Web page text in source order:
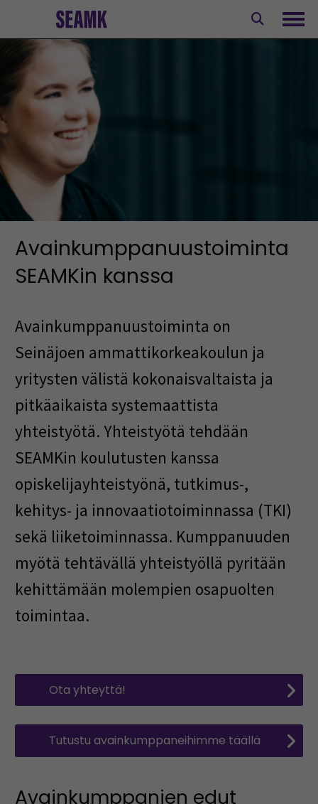
Avainkumppanuustoiminta
SEAMKin kanssa
Avainkumppanuustoiminta on
Seinäjoen ammattikorkeakoulun ja
yritysten välistä kokonaisvaltaista ja
pitkäaikaista systemaattista
yhteistyötä. Yhteistyötä tehdään
SEAMKin koulutusten kanssa
opiskelijayhteistyönä, tutkimus-,
kehitys- ja innovaatiotoiminnassa (TKI)
sekä liiketoiminnassa. Kumppanuuden
myötä tehtävällä yhteistyöllä pyritään
kehittämään molempien osapuolten
toimintaa.
Ota yhteyttä!
Tutustu avainkumppaneihimme täällä
Avainkumppanien edut